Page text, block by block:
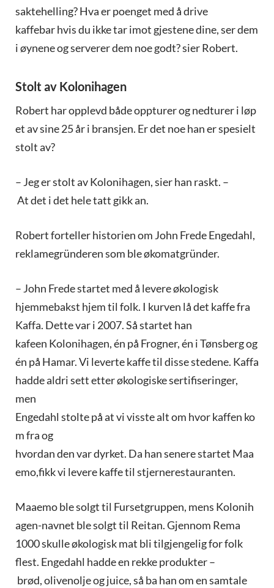
saktehelling? Hva er poenget med å drive
kaffebar hvis du ikke tar imot gjestene dine, ser dem
i øynene og serverer dem noe godt? sier Robert.
Stolt av Kolonihagen
Robert har opplevd både oppturer og nedturer i løp
et av sine 25 år i bransjen. Er det noe han er spesielt
stolt av?
– Jeg er stolt av Kolonihagen, sier han raskt. –
At det i det hele tatt gikk an.
Robert forteller historien om John Frede Engedahl,
reklamegründeren som ble økomatgründer.
– John Frede startet med å levere økologisk
hjemmebakst hjem til folk. I kurven lå det kaffe fra
Kaffa. Dette var i 2007. Så startet han
kafeen Kolonihagen, én på Frogner, én i Tønsberg og
én på Hamar. Vi leverte kaffe til disse stedene. Kaffa
hadde aldri sett etter økologiske sertifiseringer,
men
Engedahl stolte på at vi visste alt om hvor kaffen ko
m fra og
hvordan den var dyrket. Da han senere startet Maa
emo,fikk vi levere kaffe til stjernerestauranten.
Maaemo ble solgt til Fursetgruppen, mens Kolonih
agen-navnet ble solgt til Reitan. Gjennom Rema
1000 skulle økologisk mat bli tilgjengelig for folk
flest. Engedahl hadde en rekke produkter –
brød, olivenolje og juice, så ba han om en samtale